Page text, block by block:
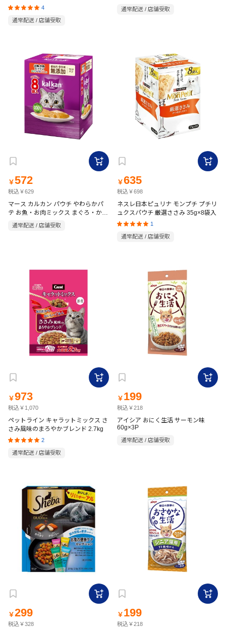
キン 2kg 4
通常配送 / 店舗受取
12g×15袋
通常配送 / 店舗受取
￥572
税込￥629
マース カルカン パウチ やわらかパ
テ お魚・お肉ミックス まぐろ・かつ
お・ささみ入り 着色料・発色剤 無添
加 60g 8袋パック
通常配送 / 店舗受取
￥635
税込￥698
ネスレ日本ピュリナ モンプチ プチリ
ュクスパウチ 厳選ささみ 35g×8袋入
1
通常配送 / 店舗受取
￥973
税込￥1,070
ペットライン キャラットミックス さ
さみ風味のまろやかブレンド 2.7kg
2
通常配送 / 店舗受取
￥ 199
税込￥218
アイシア おにく生活 サーモン味
60g×3P
通常配送 / 店舗受取
￥299
税込￥328
￥ 199
税込￥218